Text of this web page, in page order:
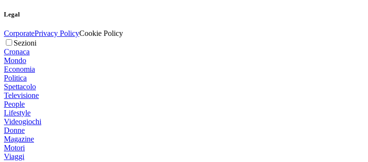
Legal
CorporatePrivacy PolicyCookie Policy
Sezioni
Cronaca
Mondo
Economia
Politica
Spettacolo
Televisione
People
Lifestyle
Videogiochi
Donne
Magazine
Motori
Viaggi